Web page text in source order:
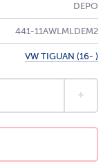
DEPO
441-11AWLMLDEM2
VW TIGUAN (16- )